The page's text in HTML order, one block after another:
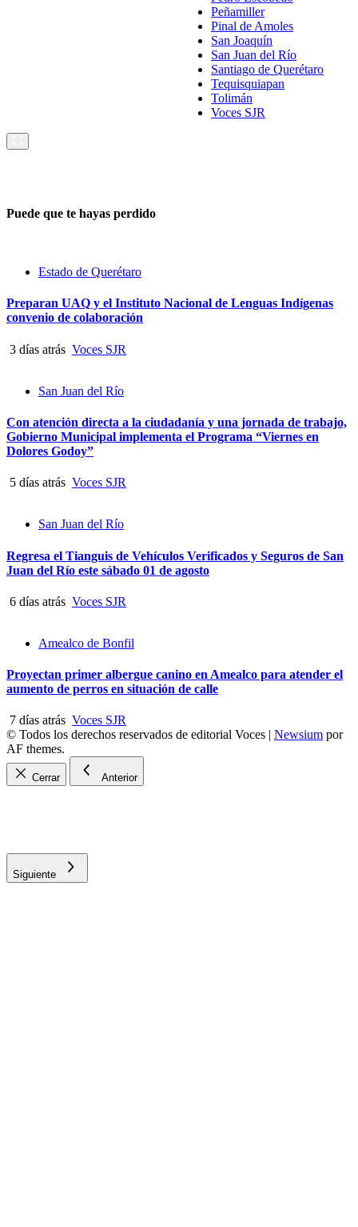
Peñamiller
Pinal de Amoles
San Joaquín
San Juan del Río
Santiago de Querétaro
Tequisquiapan
Tolimán
Voces SJR
Puede que te hayas perdido
Estado de Querétaro
Preparan UAQ y el Instituto Nacional de Lenguas Indígenas
convenio de colaboración
3 días atrás Voces SJR
San Juan del Río
Con atención directa a la ciudadanía y una jornada de trabajo,
Gobierno Municipal implementa el Programa “Viernes en
Dolores Godoy”
5 días atrás Voces SJR
San Juan del Río
Regresa el Tianguis de Vehículos Verificados y Seguros de San
Juan del Río este sábado 01 de agosto
6 días atrás Voces SJR
Amealco de Bonfil
Proyectan primer albergue canino en Amealco para atender el
aumento de perros en situación de calle
7 días atrás Voces SJR
© Todos los derechos reservados de editorial Voces | Newsium por
AF themes.
Cerrar Anterior
Siguiente